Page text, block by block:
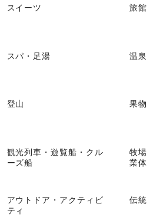
スイーツ 旅館
スパ・足湯 温
登山 果
観光列車・遊覧船・クル
ーズ船
牧
業
アウトドア・アクティビ
ティ
伝